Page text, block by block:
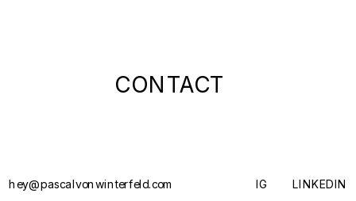
IG
hey@pascalvonwinterfeld.com LINKEDIN
CONTACT